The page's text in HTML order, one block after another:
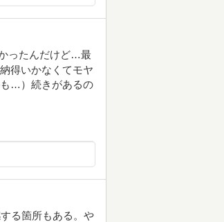
ったんだけど…最
得いかなくてモヤ
も…）続きがあるの
る箇所もある。や